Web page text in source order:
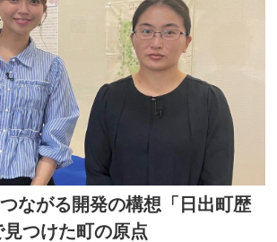
ながる開発の構想「日出町歴
つけた町の原点